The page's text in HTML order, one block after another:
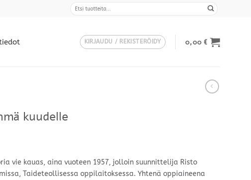
KIRJAUDU / REKISTERÖIDY 0,00€
kuudelle
vie kauas, aina vuoteen 1957, jolloin suunnittelija Risto
Taideteollisessa oppilaitoksessa. Yhtenä oppiaineena